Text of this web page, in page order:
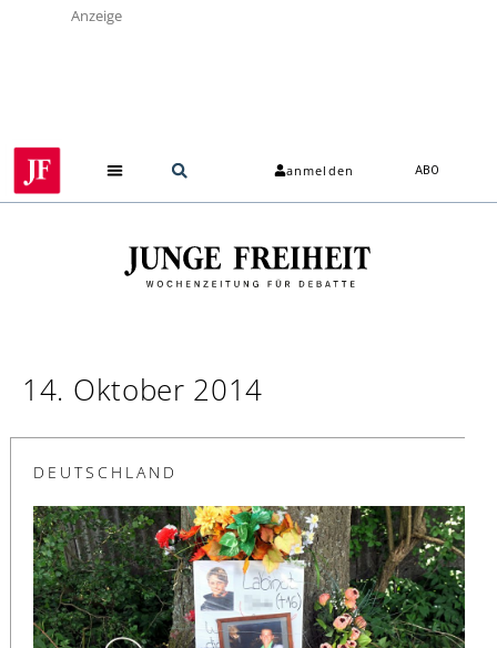
Anzeige
anmelden ABO
14. Oktober 2014
DEUTSCHLAND